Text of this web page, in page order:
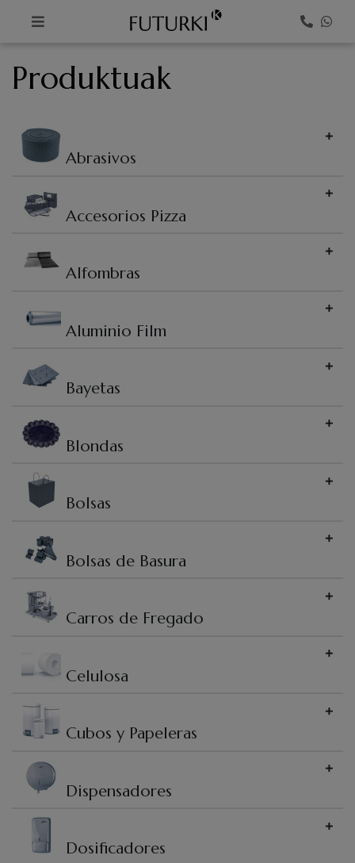
K
Produktuak
Abrasivos
Accesorios Pizza
Alfombras
Aluminio Film
Bayetas
Blondas
Bolsas
Bolsas de Basura
Carros de Fregado
Celulosa
Cubos y Papeleras
Dispensadores
Dosificadores